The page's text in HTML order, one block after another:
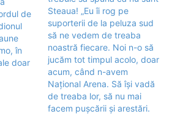
de
în
doar
Steaua! „Eu îi rog pe
suporterii de la peluza sud
să ne vedem de treaba
noastră fiecare. Noi n-o să
jucăm tot timpul acolo, doar
acum, când n-avem
Național Arena. Să își vadă
de treaba lor, să nu mai
facem pușcării și arestări.